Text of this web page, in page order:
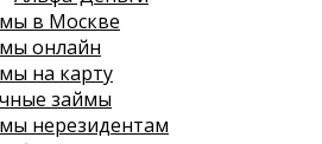
в Москве
онлайн
на карту
займы
нерезидентам